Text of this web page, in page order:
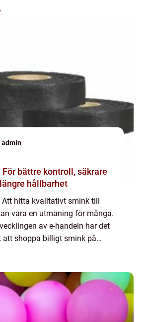
admin
bättre kontroll, säkrare
hållbarhet
Att hitta kvalitativt smink till
vara en utmaning för många.
av e-handeln har det
shoppa billigt smink på